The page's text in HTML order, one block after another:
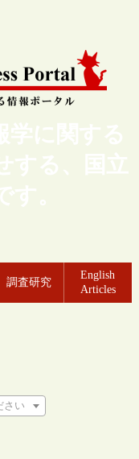
学に関する
する、国立
。
調査研究
English
Articles
さい